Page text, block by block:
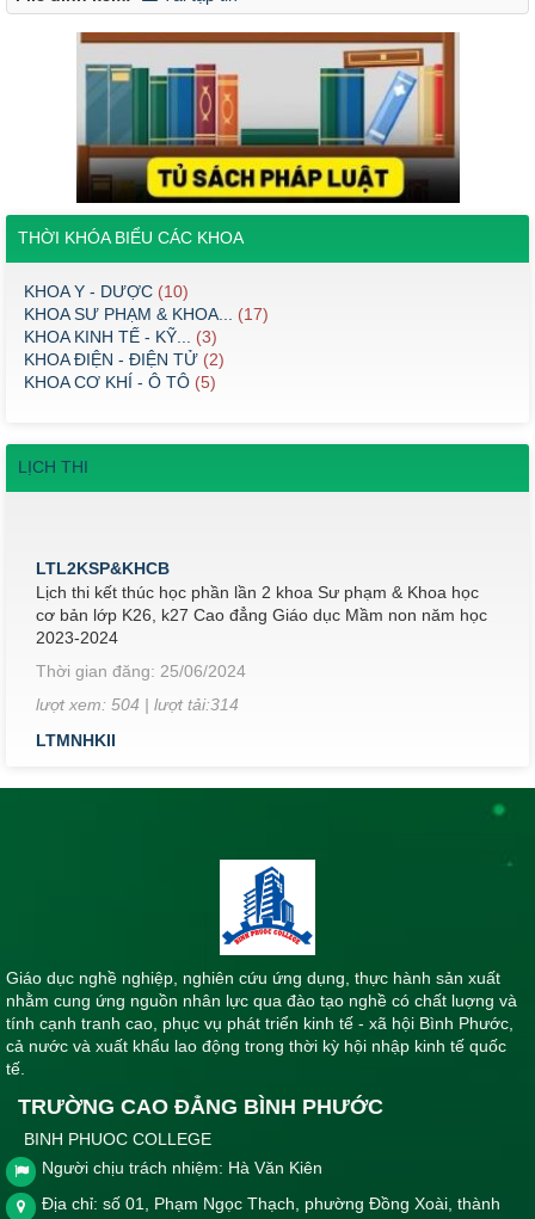
THỜI KHÓA BIỂU CÁC KHOA
KHOA Y - DƯỢC (10)
KHOA SƯ PHẠM & KHOA...
(17)
KHOA KINH TẾ - KỸ...
(3)
KHOA ĐIỆN - ĐIỆN TỬ (2)
KHOA CƠ KHÍ - Ô TÔ (5)
LỊCH THI
Lịch thi kết thúc học phần lần 2 khoa Sư phạm & Khoa học
cơ bản lớp K26, k27 Cao đẳng Giáo dục Mầm non năm học
2023-2024
Thời gian đăng: 25/06/2024
lượt xem: 504 | lượt tải:314
LTMNHKII
Lịch thi kết thúc học phần khoa Sư phạm & Khoa học cơ bản
học 2023-2024
lượt xem: 413 | lượt tải:277
Lịch thi kết thúc học phần Khoa Y - Dược tháng 5 năm 2024
Thời gian đăng: 10/05/2024
lượt xem: 570 | lượt tải:359
LTKTHPKN 5/2024
Lịch thi kết thúc học phần khối nghề học kì II tháng 5 năm
Thời gian đăng: 10/05/2024
lượt xem: 442 | lượt tải:296
lthiYD12
2023-2024
Giáo dục nghề nghiệp, nghiên cứu ứng dụng, thực hành sản xuất
nhằm cung ứng nguồn nhân lực qua đào tạo nghề có chất luợng và
tính cạnh tranh cao, phục vụ phát triển kinh tế - xã hội Bình Phước,
cả nước và xuất khẩu lao động trong thời kỳ hội nhập kinh tế quốc
tế.
TRƯỜNG CAO ĐẲNG BÌNH PHƯỚC
BINH PHUOC COLLEGE
Người chịu trách nhiệm: Hà Văn Kiên
Địa chỉ: số 01, Phạm Ngọc Thạch, phường Đồng Xoài, thành